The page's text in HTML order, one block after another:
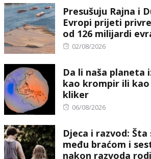
Presušuju Rajna i
Evropi prijeti
od 126 milijardi
Posted
02/08/2026
Da li naša planeta
kao krompir ili kao
kliker
Posted
06/08/2026
Djeca i razvod:
među braćom i
nakon razvoda